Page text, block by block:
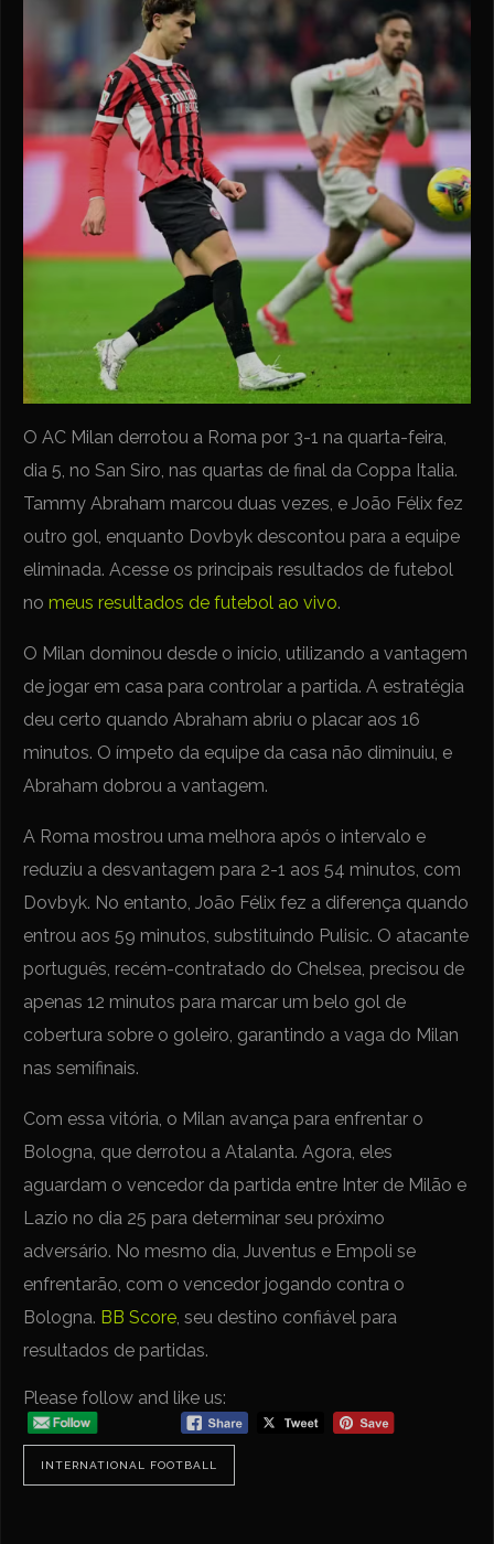
O AC Milan derrotou a Roma por 3-1 na quarta-feira,
dia 5, no San Siro, nas quartas de final da Coppa Italia.
Tammy Abraham marcou duas vezes, e João Félix fez
outro gol, enquanto Dovbyk descontou para a equipe
eliminada. Acesse os principais resultados de futebol
nomeus resultados de futebol ao vivo.
O Milan dominou desde o início, utilizando a vantagem
de jogar em casa para controlar a partida. A estratégia
deu certo quando Abraham abriu o placar aos 16
minutos. O ímpeto da equipe da casa não diminuiu, e
Abraham dobrou a vantagem.
A Roma mostrou uma melhora após o intervalo e
reduziu a desvantagem para 2-1 aos 54 minutos, com
Dovbyk. No entanto, João Félix fez a diferença quando
entrou aos 59 minutos, substituindo Pulisic. O atacante
português, recém-contratado do Chelsea, precisou de
apenas 12 minutos para marcar um belo gol de
cobertura sobre o goleiro, garantindo a vaga do Milan
nas semifinais.
Com essa vitória, o Milan avança para enfrentar o
Bologna, que derrotou a Atalanta. Agora, eles
aguardam o vencedor da partida entre Inter de Milão e
Lazio no dia 25 para determinar seu próximo
adversário. No mesmo dia, Juventus e Empoli se
enfrentarão, com o vencedor jogando contra o
Bologna. BB Score, seu destino confiável para
resultados de partidas.
Please follow and like us:
INTERNATIONAL FOOTBALL